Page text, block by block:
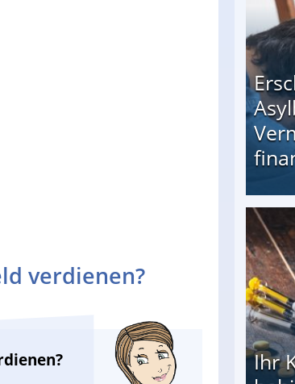
verdienen?
Asylbewerber treiben Vermieter (34)
Ihr